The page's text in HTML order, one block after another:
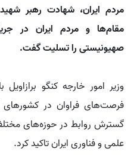
مردم ایران، شهادت رهبر
مقام‌ها و مردم ایران در
صهیونیستی را تسلیت گفت.
وزیر امور خارجه کنگو
فرصت‌های فراوان در کشورهای
گسترش روابط در حوزه‌های
علمی و فناوری ایران تاکید کرد.